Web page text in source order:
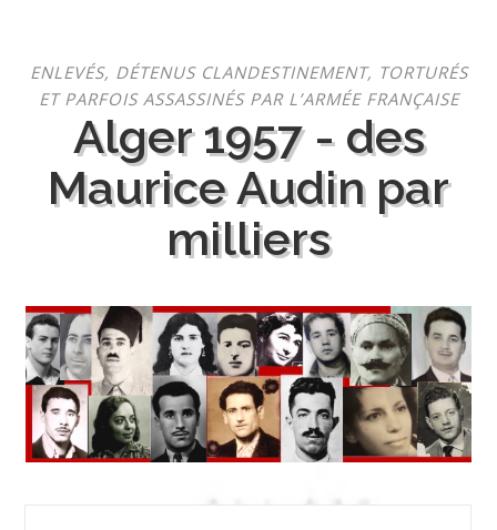
contenu
ENLEVÉS, DÉTENUS CLANDESTINEMENT, TORTURÉS
ET PARFOIS ASSASSINÉS PAR L’ARMÉE FRANÇAISE
Alger 1957 - des
Maurice Audin par
milliers